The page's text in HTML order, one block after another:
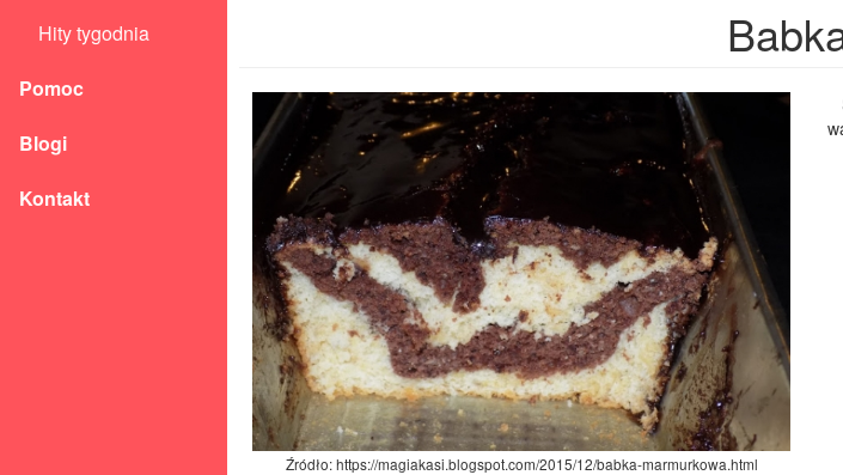
Hity tygodnia
Pomoc
Blogi
Kontakt
Źródło: https://magiakasi.blogspot.com/2015/12/babka-marmurkowa.html